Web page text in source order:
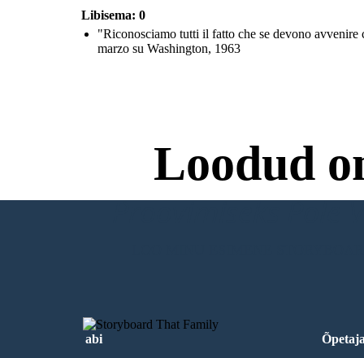
Libisema: 0
"Riconosciamo tutti il fatto che se devono
marzo su Washington, 1963
Loodud
Proovimiseks Pole
abi